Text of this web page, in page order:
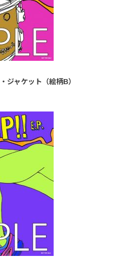
ジャケット（絵柄B）